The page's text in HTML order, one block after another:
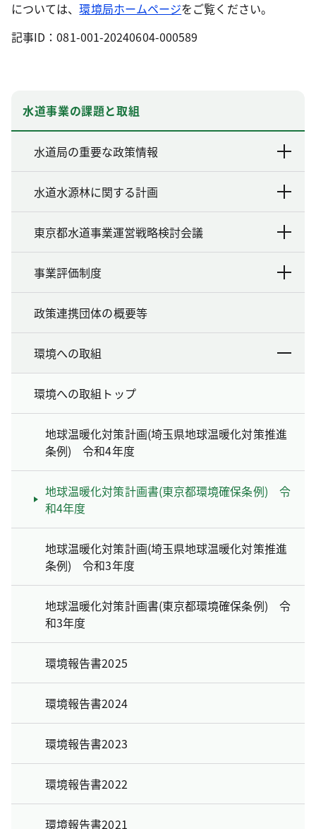
については、環境局ホームページをご覧ください。
記事ID：081-001-20240604-000589
水道事業の課題と取組
水道局の重要な政策情報
水道水源林に関する計画
東京都水道事業運営戦略検討会議
事業評価制度
政策連携団体の概要等
環境への取組
環境への取組トップ
地球温暖化対策計画(埼玉県地球温暖化対策推進
条例) 令和4年度
地球温暖化対策計画書(東京都環境確保条例) 令
和4年度
地球温暖化対策計画(埼玉県地球温暖化対策推進
条例) 令和3年度
地球温暖化対策計画書(東京都環境確保条例) 令
和3年度
環境報告書2025
環境報告書2024
環境報告書2023
環境報告書2022
環境報告書2021